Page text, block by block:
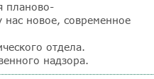
планово-
новое, современное
отдела.
надзора.